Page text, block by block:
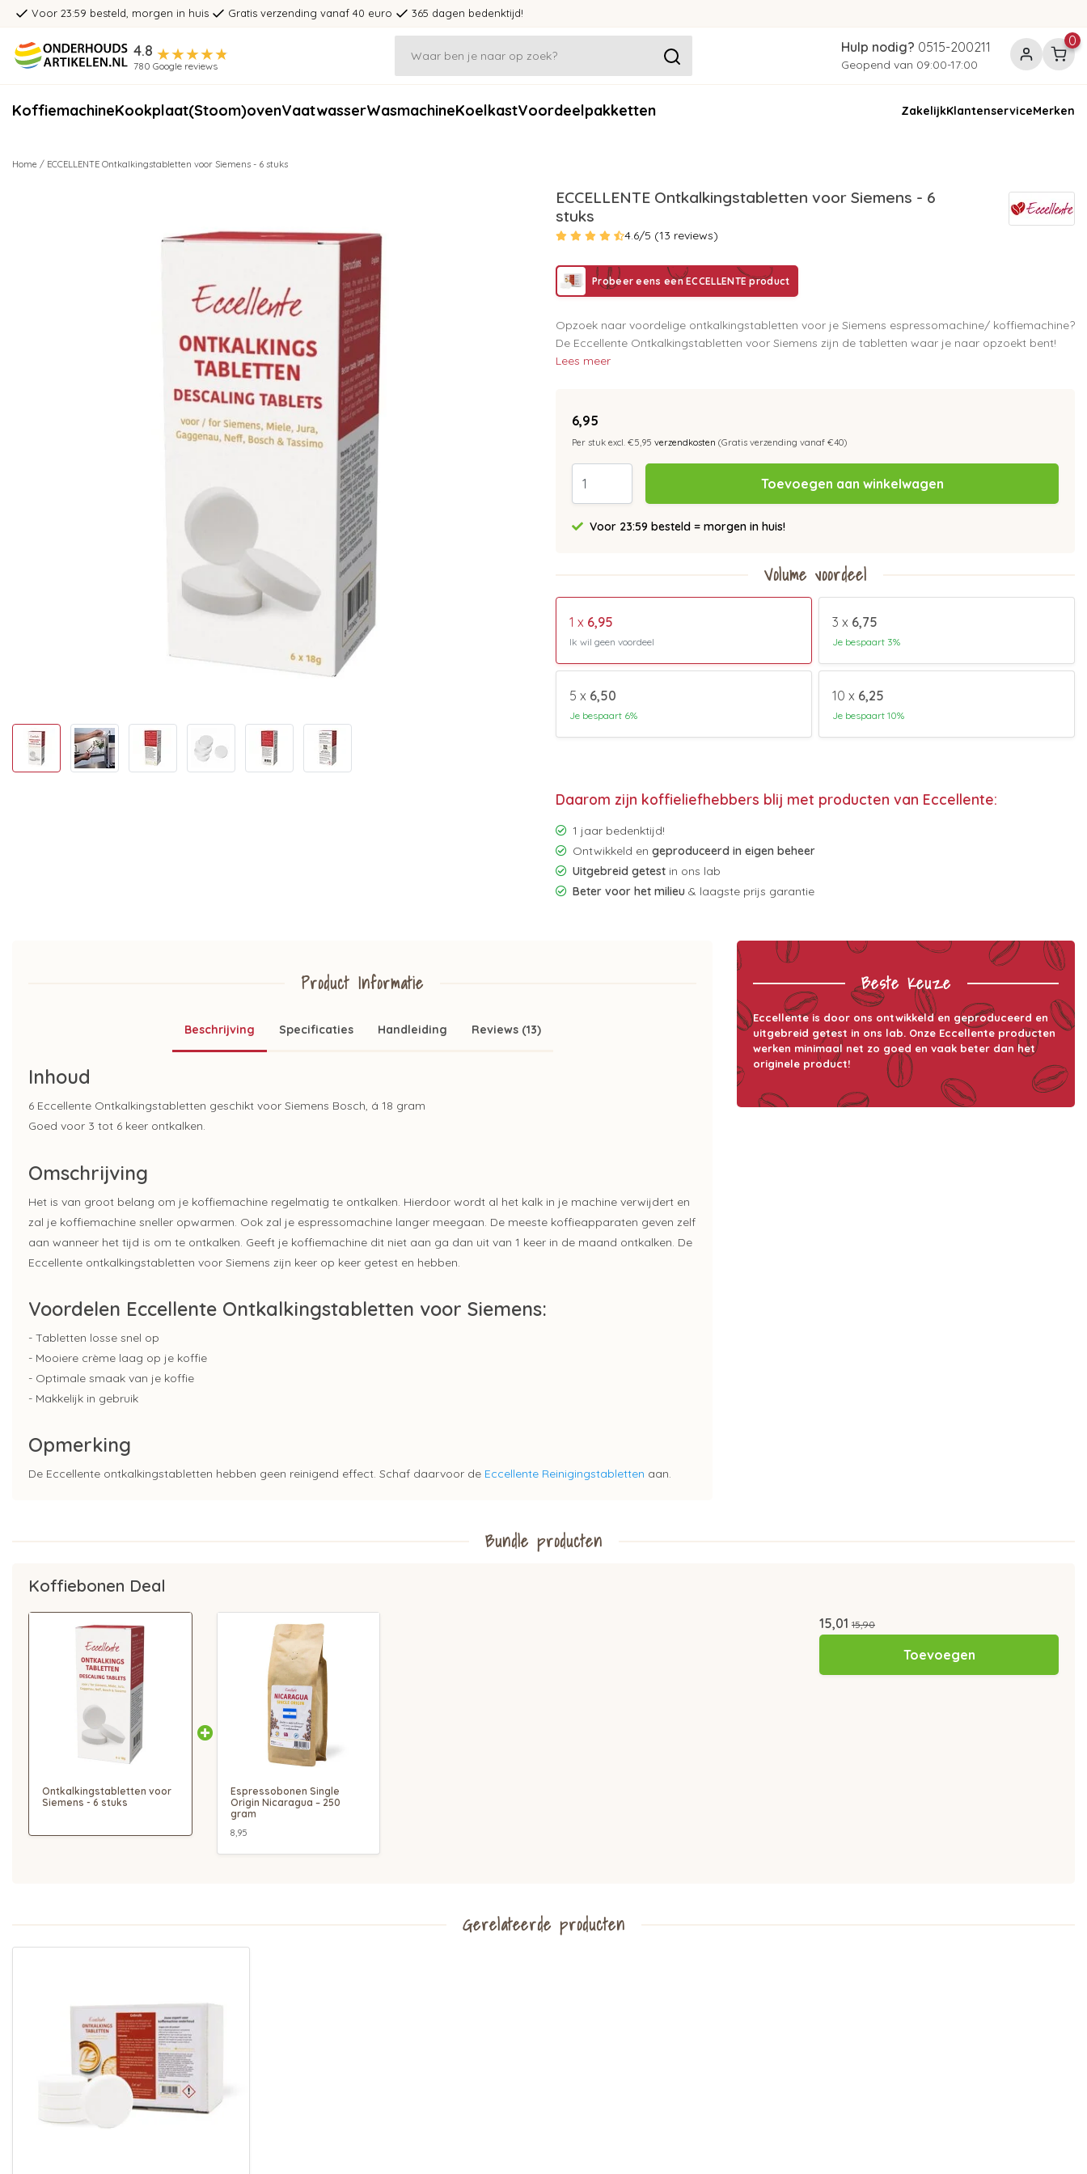
Voor 23:59 besteld, morgen in huis Gratis verzending vanaf 40 euro 365 dagen bedenktijd!
4.8
780 Google reviews
Hulp nodig? 0515-200211
Geopend van 09:00-17:00
0
KoffiemachineKookplaat(Stoom)ovenVaatwasserWasmachineKoelkastVoordeelpakketten ZakelijkKlantenserviceMerken
Home / ECCELLENTE Ontkalkingstabletten voor Siemens - 6 stuks
ECCELLENTE Ontkalkingstabletten voor Siemens - 6
stuks
4.6/5 (13 reviews)
Probeer eens een ECCELLENTE product
Opzoek naar voordelige ontkalkingstabletten voor je Siemens espressomachine/ koffiemachine?
De Eccellente Ontkalkingstabletten voor Siemens zijn de tabletten waar je naar opzoekt bent!
Lees meer
6,95
Per stuk excl. €5,95 verzendkosten (Gratis verzending vanaf €40)
Toevoegen aan winkelwagen
Voor 23:59 besteld = morgen in huis!
Volume voordeel
1 x 6,95
Ik wil geen voordeel
3 x 6,75
Je bespaart 3%
5 x 6,50
Je bespaart 6%
10 x 6,25
Je bespaart 10%
Daarom zijn koffieliefhebbers blij met producten van Eccellente:
1 jaar bedenktijd!
Ontwikkeld en geproduceerd in eigen beheer
Uitgebreid getest in ons lab
Beter voor het milieu & laagste prijs garantie
Beste Keuze
Eccellente is door ons ontwikkeld en geproduceerd en
uitgebreid getest in ons lab. Onze Eccellente producten
werken minimaal net zo goed en vaak beter dan het
originele product!
Product Informatie
Beschrijving Specificaties Handleiding Reviews (13)
Inhoud
6 Eccellente Ontkalkingstabletten geschikt voor Siemens Bosch, á 18 gram
Goed voor 3 tot 6 keer ontkalken.
Omschrijving
Het is van groot belang om je koffiemachine regelmatig te ontkalken. Hierdoor wordt al het kalk in je machine verwijdert en
zal je koffiemachine sneller opwarmen. Ook zal je espressomachine langer meegaan. De meeste koffieapparaten geven zelf
aan wanneer het tijd is om te ontkalken. Geeft je koffiemachine dit niet aan ga dan uit van 1 keer in de maand ontkalken. De
Eccellente ontkalkingstabletten voor Siemens zijn keer op keer getest en hebben.
Voordelen Eccellente Ontkalkingstabletten voor Siemens:
- Tabletten losse snel op
- Mooiere crème laag op je koffie
- Optimale smaak van je koffie
- Makkelijk in gebruik
Opmerking
De Eccellente ontkalkingstabletten hebben geen reinigend effect. Schaf daarvoor de Eccellente Reinigingstabletten aan.
Bundle producten
Koffiebonen Deal
Ontkalkingstabletten voor
Siemens - 6 stuks
Espressobonen Single
Origin Nicaragua – 250
gram
8,95
15,01 15,90
Toevoegen
Gerelateerde producten